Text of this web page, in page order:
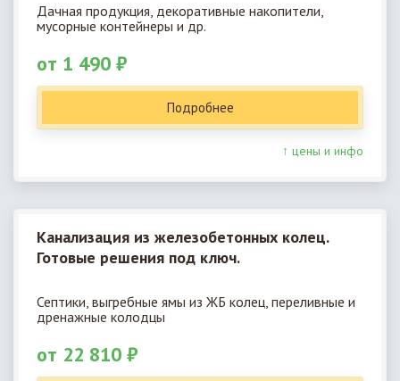
Дачная продукция, декоративные накопители,
мусорные контейнеры и др.
от 1 490 ₽
Подробнее
↑ цены и инфо
Канализация из железобетонных колец.
Готовые решения под ключ.
Септики, выгребные ямы из ЖБ колец, переливные и
дренажные колодцы
от 22 810 ₽